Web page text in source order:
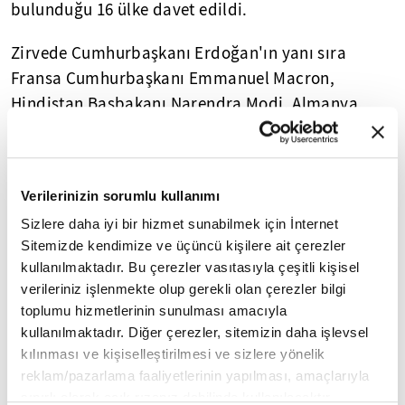
Verilerinizin sorumlu kullanımı
Sizlere daha iyi bir hizmet sunabilmek için İnternet
Sitemizde kendimize ve üçüncü kişilere ait çerezler
kullanılmaktadır. Bu çerezler vasıtasıyla çeşitli kişisel
verileriniz işlenmekte olup gerekli olan çerezler bilgi
toplumu hizmetlerinin sunulması amacıyla
kullanılmaktadır. Diğer çerezler, sitemizin daha işlevsel
kılınması ve kişiselleştirilmesi ve sizlere yönelik
reklam/pazarlama faaliyetlerinin yapılması, amaçlarıyla
bulunduğu 16 ülke davet edildi.
Zirvede Cumhurbaşkanı Erdoğan'ın yanı sıra
Fransa Cumhurbaşkanı Emmanuel Macron,
Hindistan Başbakanı Narendra Modi, Almanya
Başbakanı Friedrich Merz, İngiltere Başbakanı Keir
Starmer, Brezilya Cumhurbaşkanı Luiz Inacio Lula
Başbakanı Takaiçi Sanae, Kanada Başbakanı Mark
Carney ve Avustralya Başbakanı Anthony Albanese
yer alıyor.
Avrupa Konseyi Başkanı Antonio Costa, Avrupa
Komisyonu Başkanı Ursula von der Leyen ve
Birleşmiş Milletler Genel Sekreteri Antonio Guterres
de zirveye katılıyor.